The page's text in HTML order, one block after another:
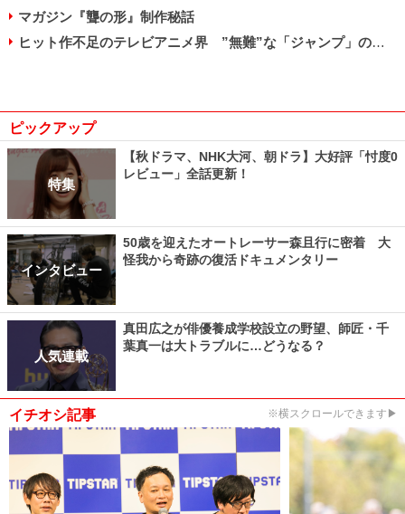
マガジン『聾の形』制作秘話
ヒット作不足のテレビアニメ界 ”無難”な「ジャンプ」の一人勝ち？
ピックアップ
特集
【秋ドラマ、NHK大河、朝ドラ】大好評「忖度0
レビュー」全話更新！
インタビュー
50歳を迎えたオートレーサー森且行に密着 大
怪我から奇跡の復活ドキュメンタリー
人気連載
真田広之が俳優養成学校設立の野望、師匠・千
葉真一は大トラブルに…どうなる？
イチオシ記事 ※横スクロールできます▶